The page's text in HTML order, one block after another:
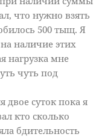
что нужно взять
500 тыщ. Я
наличие этих
нагрузка мне
чуть под
двое суток пока я
кто сколько
бдительность